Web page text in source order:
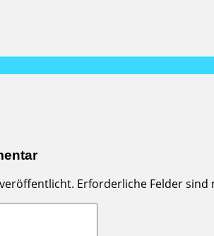
Erforderliche Felder sind